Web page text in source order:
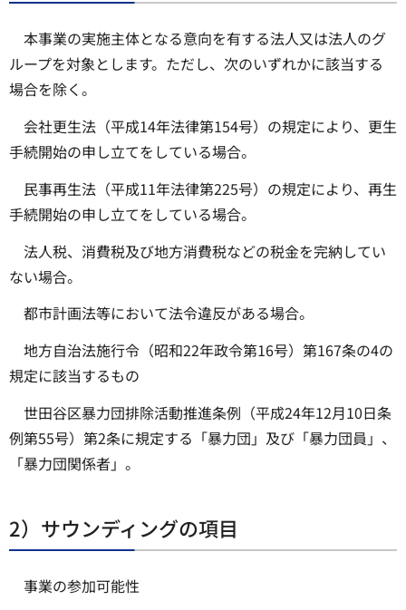
本事業の実施主体となる意向を有する法人又は法人のグ
ループを対象とします。ただし、次のいずれかに該当する
場合を除く。
会社更生法（平成14年法律第154号）の規定により、更生
手続開始の申し立てをしている場合。
民事再生法（平成11年法律第225号）の規定により、再生
手続開始の申し立てをしている場合。
法人税、消費税及び地方消費税などの税金を完納してい
ない場合。
都市計画法等において法令違反がある場合。
地方自治法施行令（昭和22年政令第16号）第167条の4の
規定に該当するもの
世田谷区暴力団排除活動推進条例（平成24年12月10日条
例第55号）第2条に規定する「暴力団」及び「暴力団員」、
「暴力団関係者」。
2）サウンディングの項目
事業の参加可能性